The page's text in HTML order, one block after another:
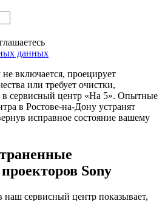
данных
включается, проецирует
или требует очистки,
в сервисный центр «На 5». Опытные
в Ростове-на-Дону устранят
исправное состояние вашему
Sony
наш сервисный центр показывает,